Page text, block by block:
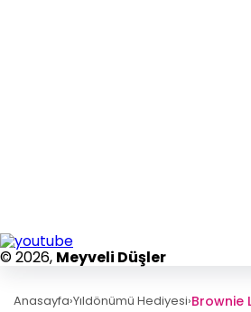
© 2026, Meyveli Düşler
Anasayfa›Yıldönümü Hediyesi›